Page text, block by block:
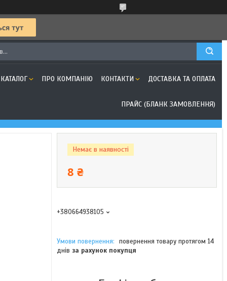
КАТАЛОГ ПРО КОМПАНІЮ КОНТАКТИ ДОСТАВКА ТА ОПЛАТА
ПРАЙС (БЛАНК ЗАМОВЛЕННЯ)
Немає в наявності
8 ₴
+380664938105
повернення товару протягом 14
днів за рахунок покупця